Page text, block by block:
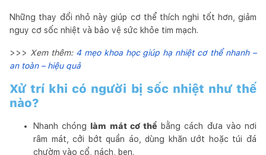
Những thay đổi nhỏ này giúp cơ thể thích nghi tốt hơn, giảm
nguy cơ sốc nhiệt và bảo vệ sức khỏe tim mạch.
>>> Xem thêm: 4 mẹo khoa học giúp hạ nhiệt cơ thể nhanh –
an toàn – hiệu quả
Xử trí khi có người bị sốc nhiệt như thế
nào?
Nhanh chóng làm mát cơ thể bằng cách đưa vào nơi
râm mát, cởi bớt quần áo, dùng khăn ướt hoặc túi đá
chườm vào cổ, nách, bẹn.